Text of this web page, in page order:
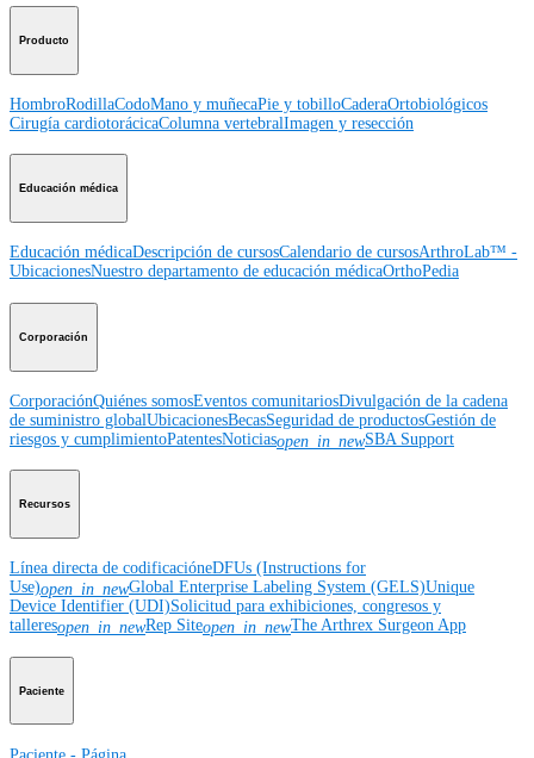
Producto
HombroRodillaCodoMano y muñecaPie y tobilloCaderaOrtobiológicos
Cirugía cardiotorácicaColumna vertebralImagen y resección
Educación médica
Educación médicaDescripción de cursosCalendario de cursosArthroLab™ -
UbicacionesNuestro departamento de educación médicaOrthoPedia
Corporación
CorporaciónQuiénes somosEventos comunitariosDivulgación de la cadena
de suministro globalUbicacionesBecasSeguridad de productosGestión de
riesgos y cumplimientoPatentesNoticiasopen_in_newSBA Support
Recursos
Línea directa de codificacióneDFUs (Instructions for
Use)open_in_newGlobal Enterprise Labeling System (GELS)Unique
Device Identifier (UDI)Solicitud para exhibiciones, congresos y
talleresopen_in_newRep Siteopen_in_newThe Arthrex Surgeon App
Paciente